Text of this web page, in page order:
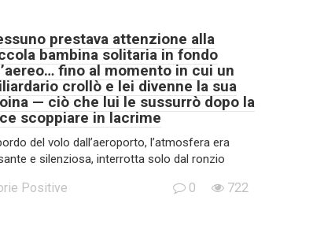
prestava attenzione alla
bambina solitaria in fondo
fino al momento in cui un
crollò e lei divenne la sua
— ciò che lui le sussurrò dopo la
scoppiare in lacrime
del volo dall’aeroporto, l’atmosfera era
e silenziosa, interrotta solo dal ronzio
Positive 0 722